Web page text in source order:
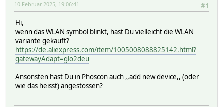
#1
10 Februar 2025, 19:06:41
Hi,
wenn das WLAN symbol blinkt, hast Du vielleicht die WLAN
variante gekauft?
https://de.aliexpress.com/item/1005008088825142.html?
gatewayAdapt=glo2deu
Ansonsten hast Du in Phoscon auch ,,add new device,, (oder
wie das heisst) angestossen?